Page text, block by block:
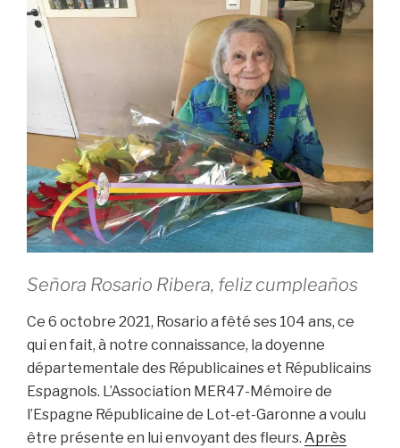
Señora Rosario Ribera, feliz cumpleaños
Ce 6 octobre 2021, Rosario a fêté ses 104 ans, ce
qui en fait, à notre connaissance, la doyenne
départementale des Républicaines et Républicains
Espagnols. L’Association MER47-Mémoire de
l’Espagne Républicaine de Lot-et-Garonne a voulu
être présente en lui envoyant des fleurs. Après